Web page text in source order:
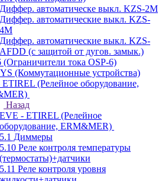
Диффер. автоматическе выкл. KZS-2M
Диффер. автоматические выкл. KZS-
4M
Диффер. автоматические выкл. KZS-
AFDD (с защитой от дугов. замык.)
(Ограничители тока OSP-6)
(Коммутационные устройства)
(Релейное оборудование,
Назад
EVE - ETIREL (Релейное
оборудование, ERM&MER)
5.1 Диммеры
5.10 Реле контроля температуры
(термостаты)+датчики
5.11 Реле контроля уровня